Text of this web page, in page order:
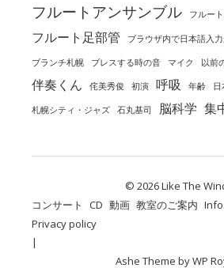
フルートアンサンブル フルー
フルート足部管 ブラウザ内で日本語入
ブランチ札幌 ブレスする時の音 マイク 以前
伴奏くん 侘美秀俊 初演 呼吸 年齢 日
札幌シティ・ジャズ 石丸基司 脳科学 集
© 2026 Like The
コンサート
CD 動画 教室のご案内 Info.
Privacy policy
Ashe Theme byWP